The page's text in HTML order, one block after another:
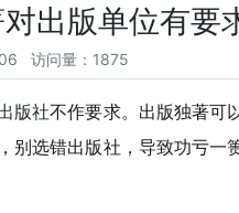
出版单位有要
访问量：1875
版社不作要求。出版独著可
选错出版社，导致功亏一